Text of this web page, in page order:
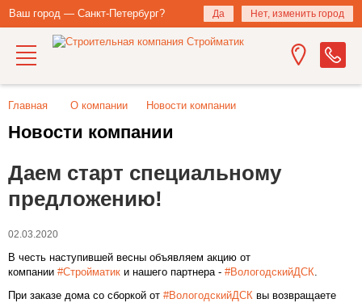
Ваш город — Санкт-Петербург? Да Нет, изменить город
Главная О компании Новости компании
Новости компании
Даем старт специальному
предложению!
02.03.2020
В честь наступившей весны объявляем акцию от
компании #Стройматик и нашего партнера - #ВологодскийДСК.
При заказе дома со сборкой от #ВологодскийДСК вы возвращаете